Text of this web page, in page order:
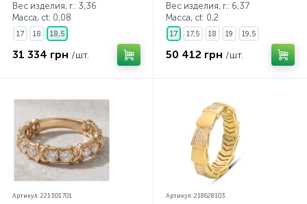
Вес изделия, г.: 3,36
Масса, ct: 0,08
17 18 18,5
31 334 грн /шт.
Вес изделия, г.: 6,37
Масса, ct: 0,2
17 17,5 18 19 19,5
50 412 грн /шт.
Артикул: 221301701 Артикул: 218628103